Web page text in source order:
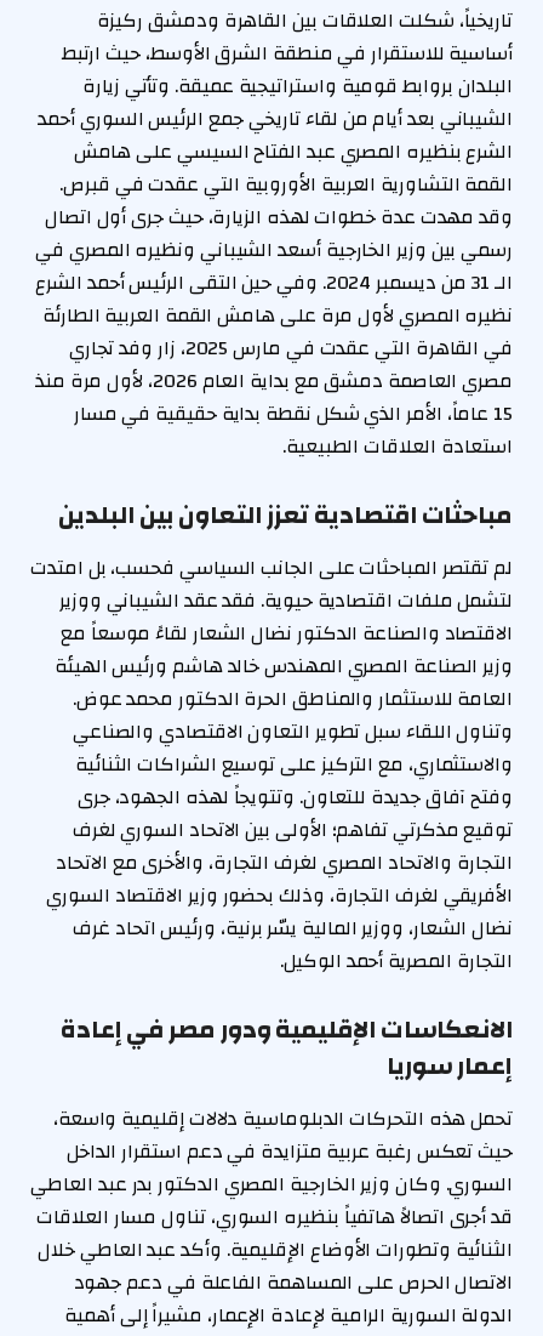
تاريخياً، شكلت العلاقات بين القاهرة ودمشق ركيزة
أساسية للاستقرار في منطقة الشرق الأوسط، حيث ارتبط
البلدان بروابط قومية واستراتيجية عميقة. وتأتي زيارة
الشيباني بعد أيام من لقاء تاريخي جمع الرئيس السوري أحمد
الشرع بنظيره المصري عبد الفتاح السيسي على هامش
القمة التشاورية العربية الأوروبية التي عقدت في قبرص.
وقد مهدت عدة خطوات لهذه الزيارة، حيث جرى أول اتصال
رسمي بين وزير الخارجية أسعد الشيباني ونظيره المصري في
الـ 31 من ديسمبر 2024. وفي حين التقى الرئيس أحمد الشرع
نظيره المصري لأول مرة على هامش القمة العربية الطارئة
في القاهرة التي عقدت في مارس 2025، زار وفد تجاري
مصري العاصمة دمشق مع بداية العام 2026، لأول مرة منذ
15 عاماً، الأمر الذي شكل نقطة بداية حقيقية في مسار
استعادة العلاقات الطبيعية.
مباحثات اقتصادية تعزز التعاون بين البلدين
لم تقتصر المباحثات على الجانب السياسي فحسب، بل امتدت
لتشمل ملفات اقتصادية حيوية. فقد عقد الشيباني ووزير
الاقتصاد والصناعة الدكتور نضال الشعار لقاءً موسعاً مع
وزير الصناعة المصري المهندس خالد هاشم ورئيس الهيئة
العامة للاستثمار والمناطق الحرة الدكتور محمد عوض.
وتناول اللقاء سبل تطوير التعاون الاقتصادي والصناعي
والاستثماري، مع التركيز على توسيع الشراكات الثنائية
وفتح آفاق جديدة للتعاون. وتتويجاً لهذه الجهود، جرى
توقيع مذكرتي تفاهم؛ الأولى بين الاتحاد السوري لغرف
التجارة والاتحاد المصري لغرف التجارة، والأخرى مع الاتحاد
الأفريقي لغرف التجارة، وذلك بحضور وزير الاقتصاد السوري
نضال الشعار، ووزير المالية يسّر برنية، ورئيس اتحاد غرف
التجارة المصرية أحمد الوكيل.
الانعكاسات الإقليمية ودور مصر في إعادة
إعمار سوريا
تحمل هذه التحركات الدبلوماسية دلالات إقليمية واسعة،
حيث تعكس رغبة عربية متزايدة في دعم استقرار الداخل
السوري. وكان وزير الخارجية المصري الدكتور بدر عبد العاطي
قد أجرى اتصالاً هاتفياً بنظيره السوري، تناول مسار العلاقات
الثنائية وتطورات الأوضاع الإقليمية. وأكد عبد العاطي خلال
الاتصال الحرص على المساهمة الفاعلة في دعم جهود
الدولة السورية الرامية لإعادة الإعمار، مشيراً إلى أهمية